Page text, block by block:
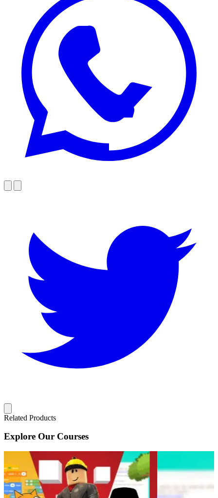
Related Products
Explore Our Courses